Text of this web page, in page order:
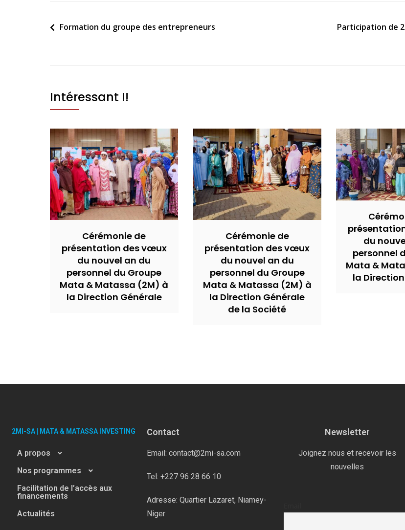
Formation du groupe des entrepreneurs
Participation de
Intéressant !!
Cérémonie de
présentation des vœux
du nouvel an du
personnel du Groupe
Mata & Matassa (2M) à
la Direction Générale
Cérémonie de
présentation des vœux
du nouvel an du
personnel du Groupe
Mata & Matassa (2M) à
la Direction Générale
de la Société
du
personnel
Mata &
la
2MI-SA | MATA & MATASSA INVESTING
A propos
Nos programmes
Facilitation de l’accès aux
financements
Actualités
Contact
Email: contact@2mi-sa.com
Tel: +227 96 28 66 10
Adresse: Quartier Lazaret, Niamey-
Niger
Newsletter
Joignez nous et recevoir les
nouvelles